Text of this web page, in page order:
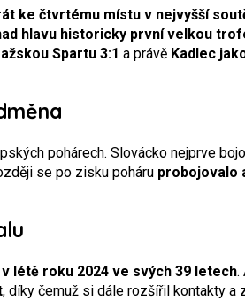
ke čtvrtému místu v nejvyšší
hlavu historicky první velkou
Spartu 3:1 a právě Kadlec
pohárech. Slovácko nejprve
se po zisku poháru probojovalo
létě roku 2024 ve svých 39 letech.
, díky čemuž si dále rozšířil kontakty a